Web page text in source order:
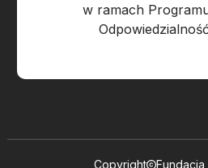
w ramach
Copyright Fundacja